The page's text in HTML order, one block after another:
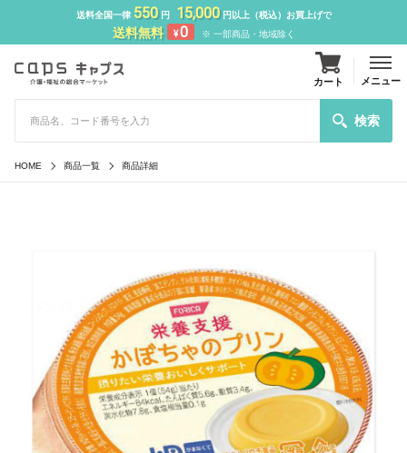
送料全国一律 550円 15,000円以上（税込）お買上げで
送料無料 ¥0 ※ 一部商品・地域除く
検索
カート メニュー
HOME 商品一覧 商品詳細